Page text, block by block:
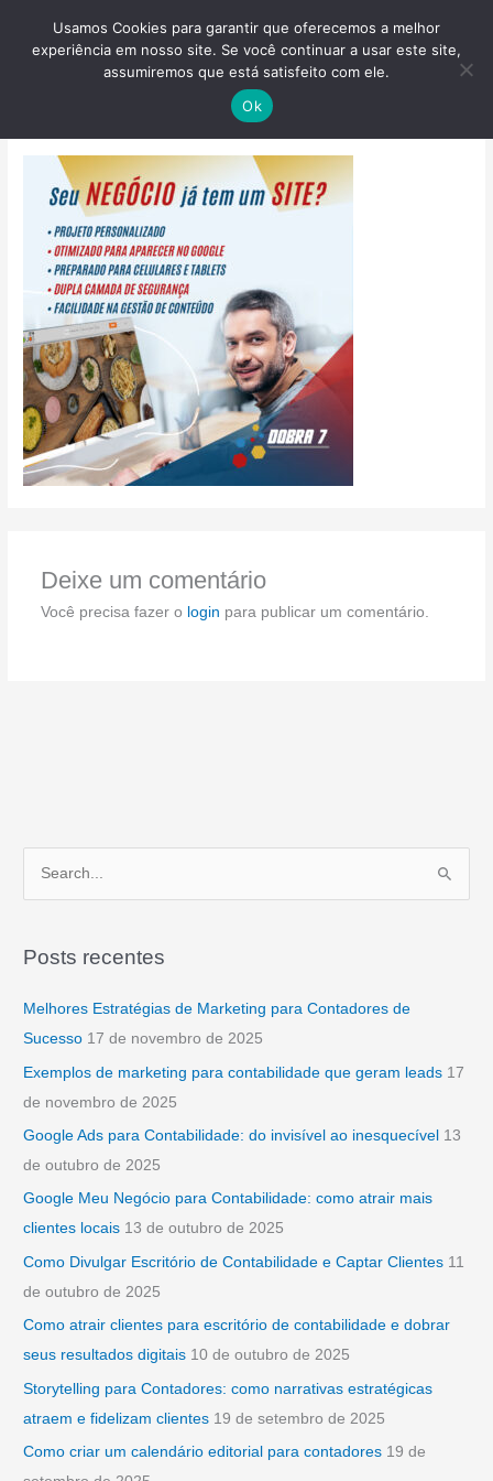
DB7 Anúncio monitor 4c
Deixe um comentário
Você precisa fazer o login para publicar um comentário.
q
r
:
Posts recentes
Melhores Estratégias de Marketing para Contadores de
Sucesso 17 de novembro de 2025
Exemplos de marketing para contabilidade que geram leads 17
de novembro de 2025
Google Ads para Contabilidade: do invisível ao inesquecível 13
de outubro de 2025
Google Meu Negócio para Contabilidade: como atrair mais
clientes locais 13 de outubro de 2025
Como Divulgar Escritório de Contabilidade e Captar Clientes 11
de outubro de 2025
Como atrair clientes para escritório de contabilidade e dobrar
seus resultados digitais 10 de outubro de 2025
Storytelling para Contadores: como narrativas estratégicas
atraem e fidelizam clientes 19 de setembro de 2025
Como criar um calendário editorial para contadores 19 de
Usamos Cookies para garantir que oferecemos a melhor
experiência em nosso site. Se você continuar a usar este site,
assumiremos que está satisfeito com ele.
Ok